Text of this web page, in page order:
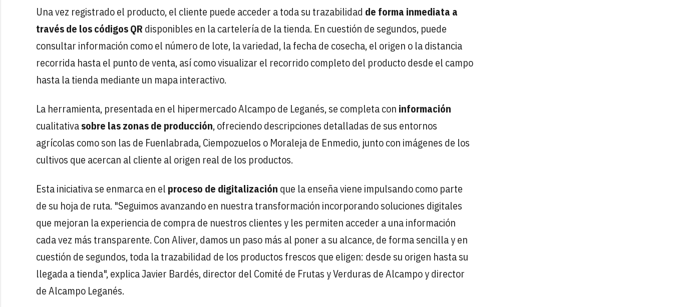
Una vez registrado el producto, el cliente puede acceder a toda su trazabilidad de forma inmediata a
través de los códigos QR disponibles en la cartelería de la tienda. En cuestión de segundos, puede
consultar información como el número de lote, la variedad, la fecha de cosecha, el origen o la distancia
recorrida hasta el punto de venta, así como visualizar el recorrido completo del producto desde el campo
hasta la tienda mediante un mapa interactivo.
La herramienta, presentada en el hipermercado Alcampo de Leganés, se completa con información
cualitativasobre las zonas de producción, ofreciendo descripciones detalladas de sus entornos
agrícolas como son las de Fuenlabrada, Ciempozuelos o Moraleja de Enmedio, junto con imágenes de los
cultivos que acercan al cliente al origen real de los productos.
Esta iniciativa se enmarca en el proceso de digitalización que la enseña viene impulsando como parte
de su hoja de ruta. "Seguimos avanzando en nuestra transformación incorporando soluciones digitales
que mejoran la experiencia de compra de nuestros clientes y les permiten acceder a una información
cada vez más transparente. Con Aliver, damos un paso más al poner a su alcance, de forma sencilla y en
cuestión de segundos, toda la trazabilidad de los productos frescos que eligen: desde su origen hasta su
llegada a tienda", explica Javier Bardés, director del Comité de Frutas y Verduras de Alcampo y director
de Alcampo Leganés.